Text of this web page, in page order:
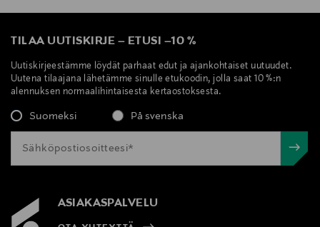
TILAA UUTISKIRJE – ETUSI –10 %
Uutiskirjeestämme löydät parhaat edut ja ajankohtaiset uutuudet.
Uutena tilaajana lähetämme sinulle etukoodin, jolla saat 10 %:n
alennuksen normaalihintaisesta kertaostoksesta.
Suomeksi På svenska
ASIAKASPALVELU